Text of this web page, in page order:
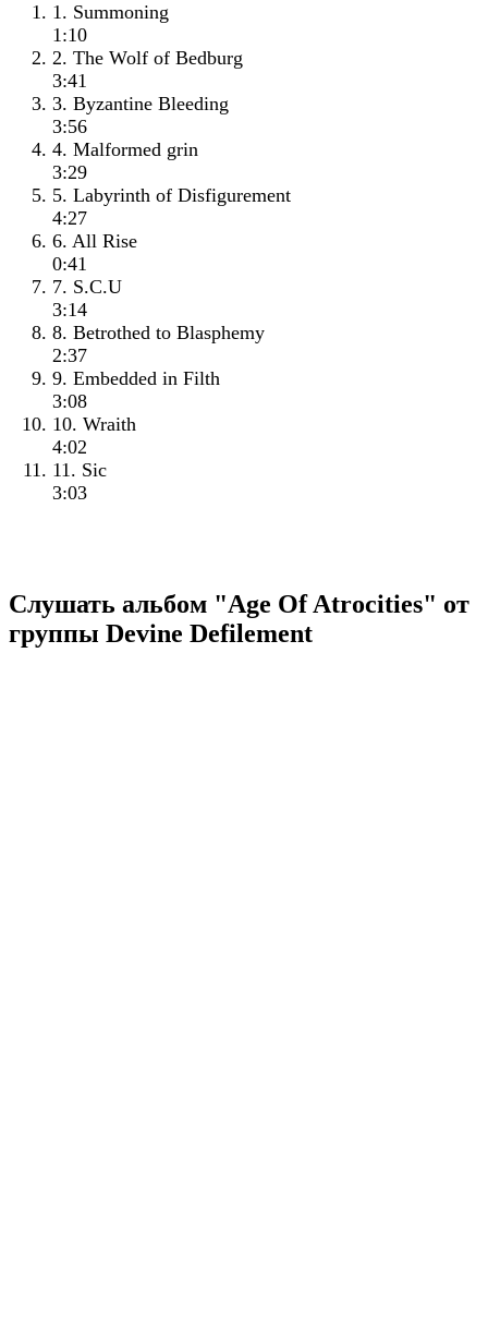
1. Summoning
1:10
2. The Wolf of Bedburg
3:41
3. Byzantine Bleeding
3:56
4. Malformed grin
3:29
5. Labyrinth of Disfigurement
4:27
6. All Rise
0:41
7. S.C.U
3:14
8. Betrothed to Blasphemy
2:37
9. Embedded in Filth
3:08
10. Wraith
4:02
11. Sic
3:03
Слушать альбом "Age Of Atrocities" от
группы Devine Defilement